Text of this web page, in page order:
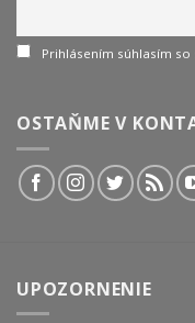
Prihlásením súhlasím
OSTAŇME V
UPOZORNENIE